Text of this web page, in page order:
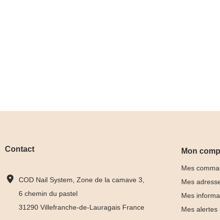
Contact
COD Nail System, Zone de la camave 3,
6 chemin du pastel
31290 Villefranche-de-Lauragais France
Mon
Mes
Mes
Mes
Mes alertes